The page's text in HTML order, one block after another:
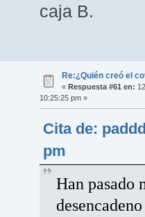
caja B.
Re:¿Quién creó el
« Respuesta #61 en:
10:25:25 pm »
Cita de:
pm
Han pasado